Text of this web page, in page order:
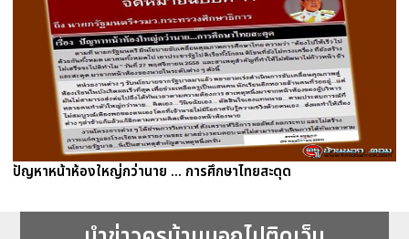
ปัญหาหน้าห้องใหญ่กว่านาย ... การศึกษาไทยสะดุด